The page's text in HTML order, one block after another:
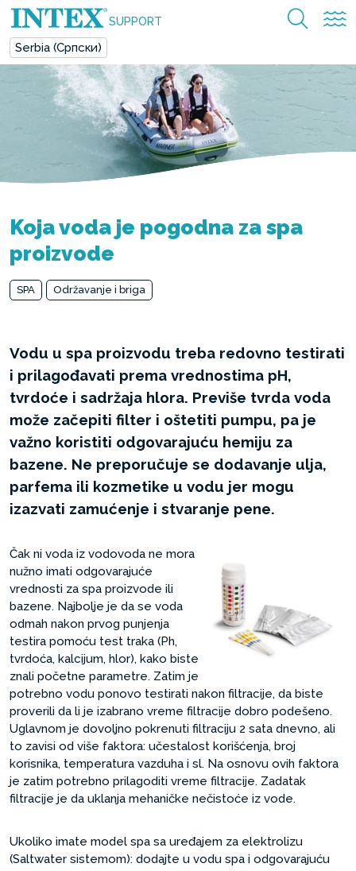
SUPPORT
Serbia (Српски)
Koja voda je pogodna za spa
proizvode
SPA Održavanje i briga
Vodu u spa proizvodu treba redovno testirati
i prilagođavati prema vrednostima pH,
tvrdoće i sadržaja hlora. Previše tvrda voda
može začepiti filter i oštetiti pumpu, pa je
važno koristiti odgovarajuću hemiju za
bazene. Ne preporučuje se dodavanje ulja,
parfema ili kozmetike u vodu jer mogu
izazvati zamućenje i stvaranje pene.
Čak ni voda iz vodovoda ne mora
nužno imati odgovarajuće
vrednosti za spa proizvode ili
bazene. Najbolje je da se voda
odmah nakon prvog punjenja
testira pomoću test traka (Ph,
tvrdoća, kalcijum, hlor), kako biste
znali početne parametre. Zatim je
potrebno vodu ponovo testirati nakon filtracije, da biste
proverili da li je izabrano vreme filtracije dobro podešeno.
Uglavnom je dovoljno pokrenuti filtraciju 2 sata dnevno, ali
to zavisi od više faktora: učestalost korišćenja, broj
korisnika, temperatura vazduha i sl. Na osnovu ovih faktora
je zatim potrebno prilagoditi vreme filtracije. Zadatak
filtracije je da uklanja mehaničke nečistoće iz vode.
Ukoliko imate model spa sa uređajem za elektrolizu
(Saltwater sistemom): dodajte u vodu spa i odgovarajuću